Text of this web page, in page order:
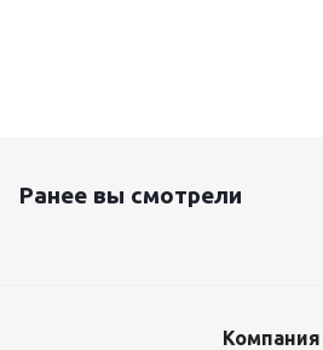
Ранее вы смотрели
Компания